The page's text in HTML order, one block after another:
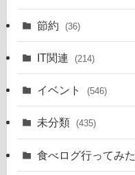
節約 (36)
IT関連 (214)
イベント (546)
未分類 (435)
食べログ行ってみた